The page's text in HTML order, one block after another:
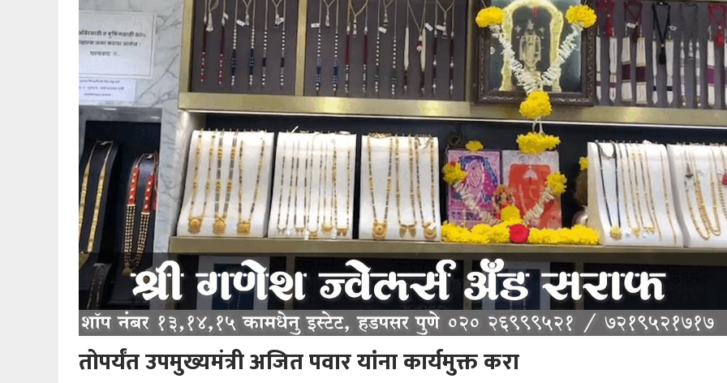
तोपर्यंत उपमुख्यमंत्री अजित पवार यांना कार्यमुक्त करा